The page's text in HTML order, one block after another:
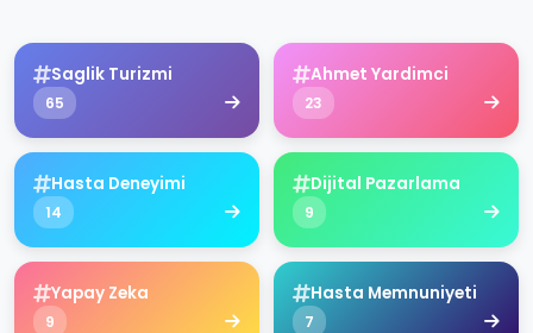
Saglik Turizmi
65
Ahmet Yardimci
23
Hasta Deneyimi
14
Dijital Pazarlama
9
Yapay Zeka
9
Hasta Memnuniyeti
7